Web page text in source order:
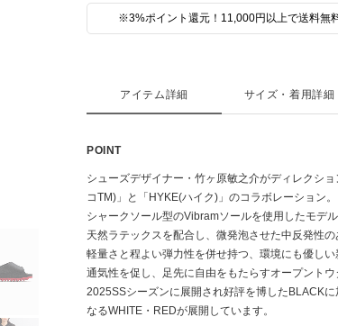
※3%ポイント還元！11,000円以上で送料無
アイテム詳細
POINT
シューズデザイナー・竹ヶ原敏之介がディレクシ
コTM)」と「HYKE(ハイク)」のコラボレーション。
シャークソール型のVibramソールを使用したモデル
天然ラテックスを配合し、微発泡させた中反発性の
軽量さと程よい弾力性を併せ持つ、環境にも優しい
通気性を促し、足先に自由をもたらすオープントウ
2025SSシーズンに展開され好評を博したBLACK
なるWHITE・REDが展開しています。
サイズ・着用詳細